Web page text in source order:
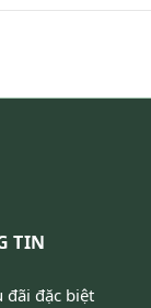
TIN
đãi đặc biệt